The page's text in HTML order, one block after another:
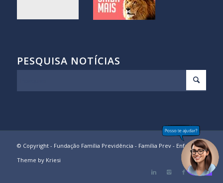
PESQUISA NOTÍCIAS
© Copyright - Fundação Família Previdência - Família Prev - Enfold
Theme by Kriesi